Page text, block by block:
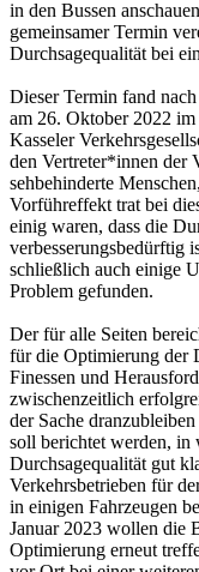
in den Bussen
gemeinsamer Termin
Durchsagequalität bei
Dieser Termin fand
am 26. Oktober 2022 im
Kasseler
den Vertreter*innen der
sehbehinderte
Vorführeffekt trat bei
einig waren, dass die
verbesserungsbedürftig
schließlich auch einige
Problem gefunden.
Der für alle Seiten
für die Optimierung der
Finessen und
zwischenzeitlich
der Sache
soll berichtet werden, in
Durchsagequalität gut
Verkehrsbetrieben für
in einigen Fahrzeugen
Januar 2023 wollen die
Optimierung erneut